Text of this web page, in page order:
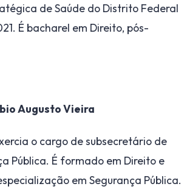
de Saúde do Distrito Federal
É bacharel em Direito, pós-
Augusto Vieira
o cargo de subsecretário de
Pública. É formado em Direito e
em Segurança Pública.